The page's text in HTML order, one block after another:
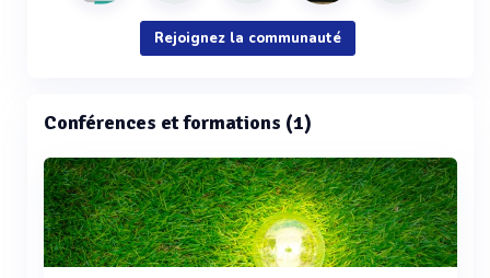
Rejoignez la communauté
Conférences et formations (1)